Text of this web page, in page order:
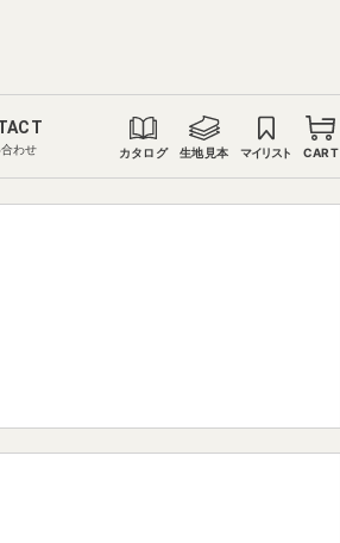
わせ カタログ 生地見本 マイリスト CART